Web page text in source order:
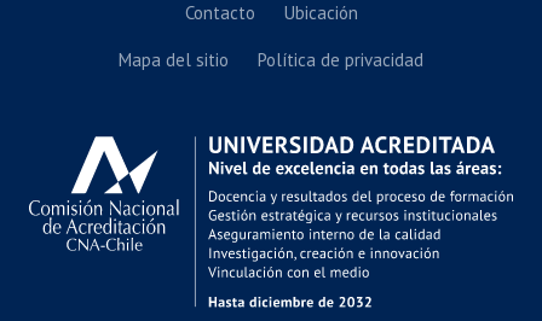
Contacto Ubicación
Mapa del sitio Política de privacidad